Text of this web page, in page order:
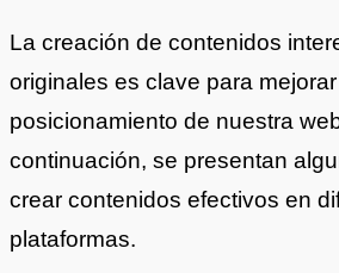
La creación de contenidos
originales es clave para mejorar
posicionamiento de nuestra
continuación, se presentan
crear contenidos efectivos en
plataformas.